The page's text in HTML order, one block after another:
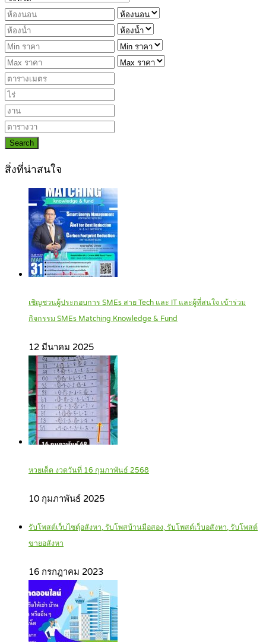
Search
สิ่งที่น่าสนใจ
เชิญชวนผู้ประกอบการ SMEs สาย Tech และ IT และผู้ที่สนใจ เข้าร่วม
กิจกรรม SMEs Matching Knowledge & Fund
12 มีนาคม 2025
หวยเด็ด งวดวันที่ 16 กุมภาพันธ์ 2568
10 กุมภาพันธ์ 2025
รับโพสต์เว็บไซตฺ์อสังหา, รับโพสบ้านมือสอง, รับโพสต์เว็บอสังหา, รับโพสต์
ขายอสังหา
16 กรกฎาคม 2023